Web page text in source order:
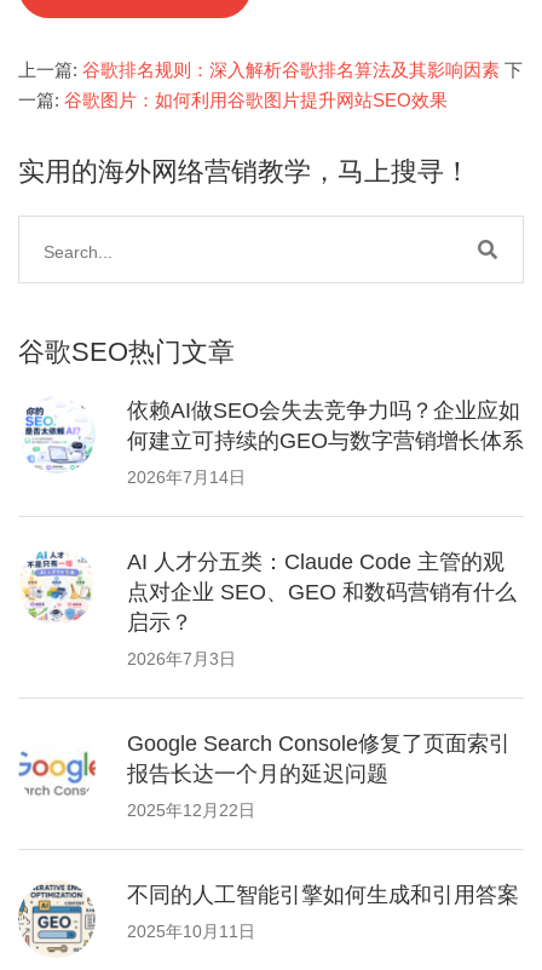
上一篇: 谷歌排名规则：深入解析谷歌排名算法及其影响因素 下
一篇: 谷歌图片：如何利用谷歌图片提升网站SEO效果
实用的海外网络营销教学，马上搜寻！
谷歌SEO热门文章
依赖AI做SEO会失去竞争力吗？企业应如
何建立可持续的GEO与数字营销增长体系
2026年7月14日
AI 人才分五类：Claude Code 主管的观
点对企业 SEO、GEO 和数码营销有什么
启示？
2026年7月3日
Google Search Console修复了页面索引
报告长达一个月的延迟问题
2025年12月22日
不同的人工智能引擎如何生成和引用答案
2025年10月11日